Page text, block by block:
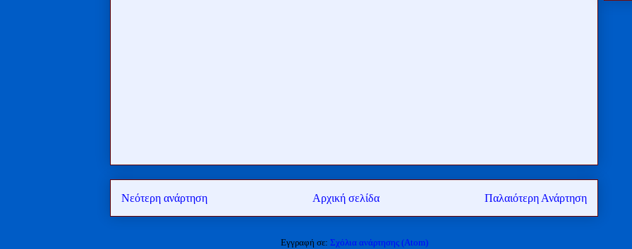
Νεότερη ανάρτηση Παλαιότερη Ανάρτηση
Αρχική σελίδα
Εγγραφή σε: Σχόλια ανάρτησης (Atom)